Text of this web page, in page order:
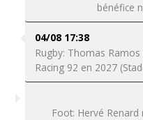
bénéfice
04/08 17:38
Rugby: Thomas
Racing 92 en 2027
Foot: Hervé